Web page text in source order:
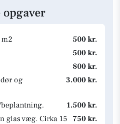
opgaver
500 kr.
500 kr.
800 kr.
og
3.000 kr.
1.500 kr.
glas væg. Cirka 15 750 kr.